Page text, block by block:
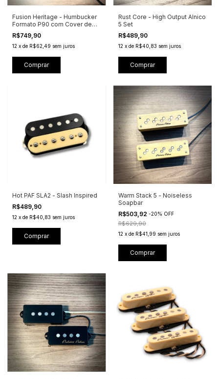
Fusion Heritage - Humbucker
Formato P90 com Cover de
Madeira
R$749,90
12 x de R$62,49 sem juros
Comprar
Rust Core - High Output Alnico
5 Set
R$489,90
12 x de R$40,83 sem juros
Comprar
Hot PAF SLA2 - Slash Inspired
R$489,90
12 x de R$40,83 sem juros
Comprar
Warm Stack 5 - Noiseless
Soapbar
R$503,92 -20% OFF
R$629,90
12 x de R$41,99 sem juros
Comprar